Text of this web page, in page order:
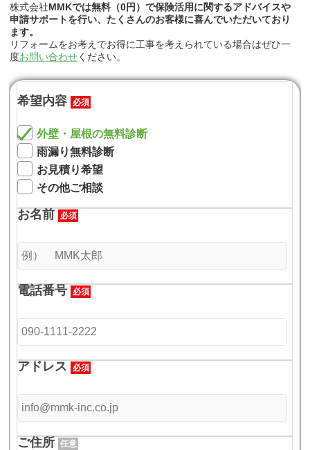
株式会社MMKでは無料（0円）で保険活用に関するアドバイスや
申請サポートを行い、たくさんのお客様に喜んでいただいており
ます。
リフォームをお考えでお得に工事を考えられている場合はぜひ一
度お問い合わせください。
希望内容 必須
外壁・屋根の無料診断
雨漏り無料診断
お見積り希望
その他ご相談
お名前 必須
電話番号 必須
アドレス 必須
ご住所 任意